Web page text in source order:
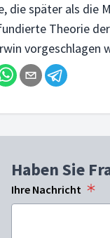
die später als die
Theorie
vorgeschlagen
Haben Sie
Ihre Nachricht